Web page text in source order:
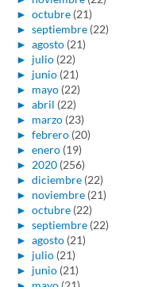
► octubre (21)
► septiembre (22)
► agosto (21)
► julio (22)
► junio (21)
► mayo (22)
► abril (22)
► marzo (23)
► febrero (20)
► enero (19)
► 2020 (256)
► diciembre (22)
► noviembre (21)
► octubre (22)
► septiembre (22)
► agosto (21)
► julio (21)
► junio (21)